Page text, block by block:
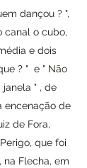
dançou ? ",
canal o cubo,
e dois
? " e " Não
" , de
encenação de
de Fora,
que foi
na Flecha, em